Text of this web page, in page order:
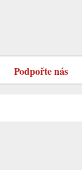
Podpořte nás